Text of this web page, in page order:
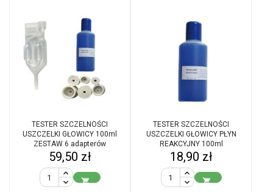
TESTER SZCZELNOŚCI
USZCZELKI GŁOWICY 100ml
ZESTAW 6 adapterów
Cena
59,50 zł

TESTER SZCZELNOŚCI
USZCZELKI GŁOWICY PŁYN
REAKCYJNY 100ml
Cena
18,90 zł
